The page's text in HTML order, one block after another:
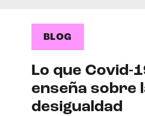
BLOG
Lo que Covid-
enseña sobre
desigualdad